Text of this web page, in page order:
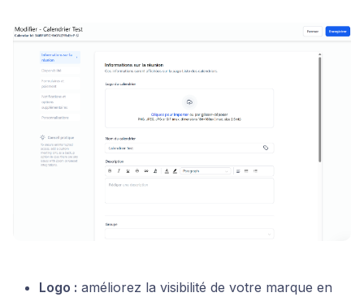
Logo : améliorez la visibilité de votre marque en